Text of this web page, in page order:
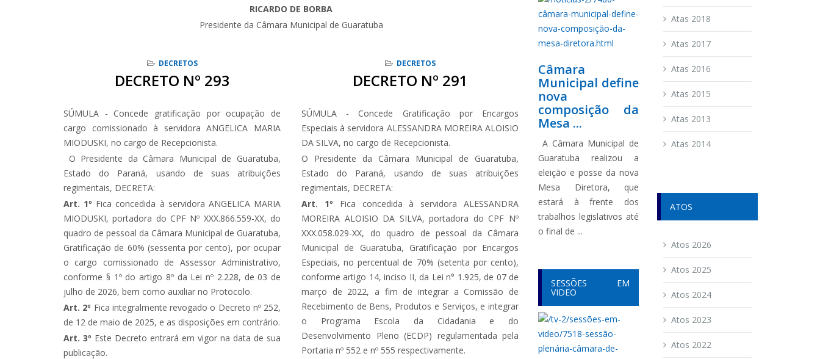
RICARDO DE BORBA
Presidente da Câmara Municipal de Guaratuba
DECRETOS
DECRETO Nº 293
SÚMULA - Concede gratificação por ocupação de
cargo comissionado à servidora ANGELICA MARIA
MIODUSKI, no cargo de Recepcionista.
O Presidente da Câmara Municipal de Guaratuba,
Estado do Paraná, usando de suas atribuições
regimentais, DECRETA:
Art. 1º Fica concedida à servidora ANGELICA MARIA
MIODUSKI, portadora do CPF Nº XXX.866.559-XX, do
quadro de pessoal da Câmara Municipal de Guaratuba,
Gratificação de 60% (sessenta por cento), por ocupar
o cargo comissionado de Assessor Administrativo,
conforme § 1º do artigo 8º da Lei nº 2.228, de 03 de
julho de 2026, bem como auxiliar no Protocolo.
Art. 2º Fica integralmente revogado o Decreto nº 252,
de 12 de maio de 2025, e as disposições em contrário.
Art. 3º Este Decreto entrará em vigor na data de sua
publicação.
DECRETOS
DECRETO Nº 291
SÚMULA - Concede Gratificação por Encargos
Especiais à servidora ALESSANDRA MOREIRA ALOISIO
DA SILVA, no cargo de Recepcionista.
O Presidente da Câmara Municipal de Guaratuba,
Estado do Paraná, usando de suas atribuições
regimentais, DECRETA:
Art. 1º Fica concedida à servidora ALESSANDRA
MOREIRA ALOISIO DA SILVA, portadora do CPF Nº
XXX.058.029-XX, do quadro de pessoal da Câmara
Municipal de Guaratuba, Gratificação por Encargos
Especiais, no percentual de 70% (setenta por cento),
conforme artigo 14, inciso II, da Lei n° 1.925, de 07 de
março de 2022, a fim de integrar a Comissão de
Recebimento de Bens, Produtos e Serviços, e integrar
o Programa Escola da Cidadania e do
Desenvolvimento Pleno (ECDP) regulamentada pela
Portaria nº 552 e nº 555 respectivamente.
Câmara
Municipal define
nova
composição da
Mesa ...
A Câmara Municipal de
Guaratuba realizou a
eleição e posse da nova
Mesa Diretora, que
estará à frente dos
trabalhos legislativos até
o final de ...
SESSÕES EM
VIDEO
Atas 2018
Atas 2017
Atas 2016
Atas 2015
Atas 2013
Atas 2014
ATOS
Atos 2026
Atos 2025
Atos 2024
Atos 2023
Atos 2022